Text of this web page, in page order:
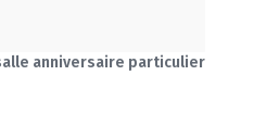
anniversaire particulier